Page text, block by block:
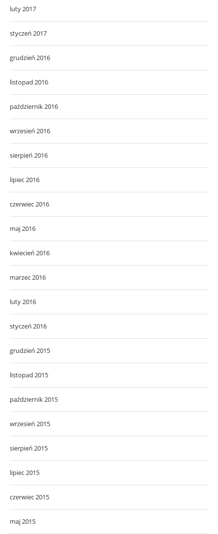
luty 2017
styczeń 2017
grudzień 2016
listopad 2016
październik 2016
wrzesień 2016
sierpień 2016
lipiec 2016
czerwiec 2016
maj 2016
kwiecień 2016
marzec 2016
luty 2016
styczeń 2016
grudzień 2015
listopad 2015
październik 2015
wrzesień 2015
sierpień 2015
lipiec 2015
czerwiec 2015
maj 2015